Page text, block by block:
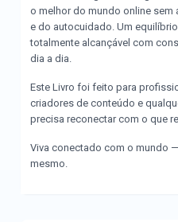
o melhor do mundo online sem
e do autocuidado. Um
totalmente alcançável com
dia a dia.
Este Livro foi feito para
criadores de conteúdo e
precisa reconectar com o que
Viva conectado com o mundo
mesmo.